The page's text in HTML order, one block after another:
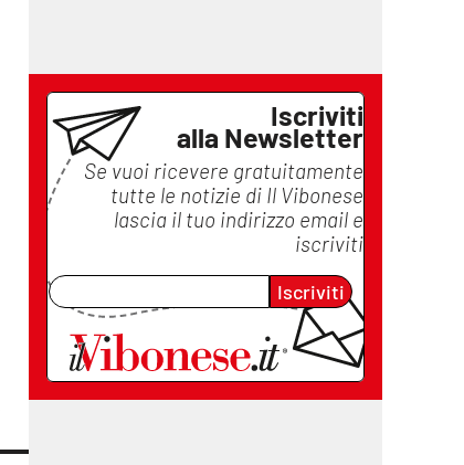
Iscriviti
alla Newsletter
Se vuoi ricevere gratuitamente
tutte le notizie di Il Vibonese
lascia il tuo indirizzo email e
iscriviti
Iscriviti